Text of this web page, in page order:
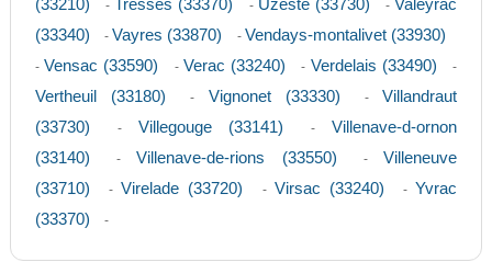
(33210)
- Tresses (33370) - Uzeste (33730) - Valeyrac
(33340)
- Vayres (33870) - Vendays-montalivet (33930)
- Vensac (33590) - Verac (33240) - Verdelais (33490) -
Vertheuil (33180) - Vignonet (33330) - Villandraut
(33730)
- Villegouge (33141) - Villenave-d-ornon
(33140)
- Villenave-de-rions (33550) - Villeneuve
(33710)
- Virelade (33720) - Virsac (33240) - Yvrac
(33370)
-